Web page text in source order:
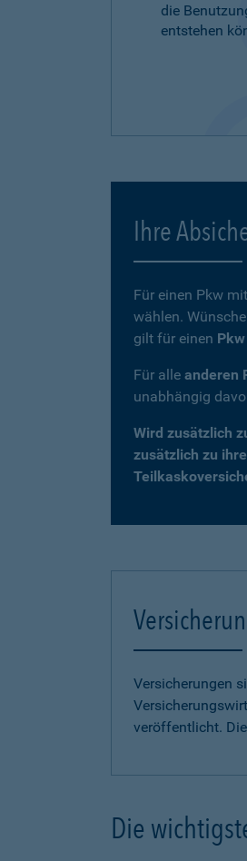
die
entstehen
Ihre
Für einen Pkw
wählen.
gilt für einen
Für alle anderen
unabhängig
Wird zusätzlich
zusätzlich zu
Versicherungen
veröffentlicht.
Die